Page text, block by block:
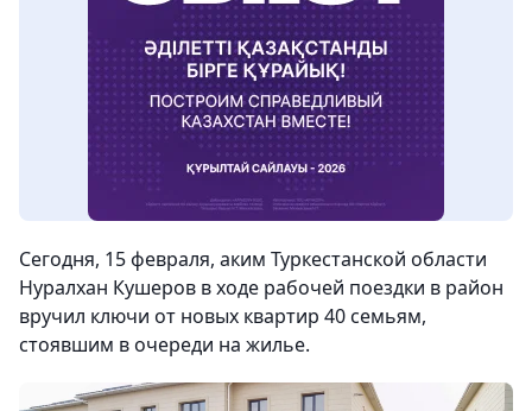
Сегодня, 15 февраля, аким Туркестанской области
Нуралхан Кушеров в ходе рабочей поездки в район
вручил ключи от новых квартир 40 семьям,
стоявшим в очереди на жилье.